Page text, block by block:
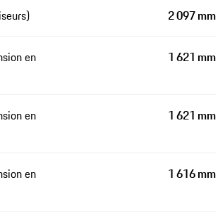
2 097 mm
en
1 621 mm
en
1 621 mm
en
1 616 mm